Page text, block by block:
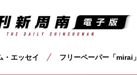
・エッセイ フリーペーパー「mirai」